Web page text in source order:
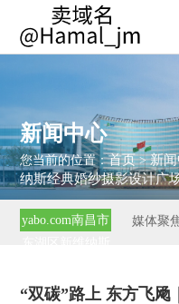
新闻中心
您当前的位置：首页>新
纳斯经典婚纱摄影设计广
yabo.com南昌市
计广场新闻
媒体聚
“双碳”路上 东方飞飏